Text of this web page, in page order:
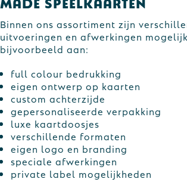
Binnen ons assortiment zijn
uitvoeringen en afwerkingen
bijvoorbeeld aan:
full colour bedrukking
eigen ontwerp op kaarten
custom achterzijde
gepersonaliseerde verpakking
luxe kaartdoosjes
verschillende formaten
eigen logo en branding
speciale afwerkingen
private label mogelijkheden